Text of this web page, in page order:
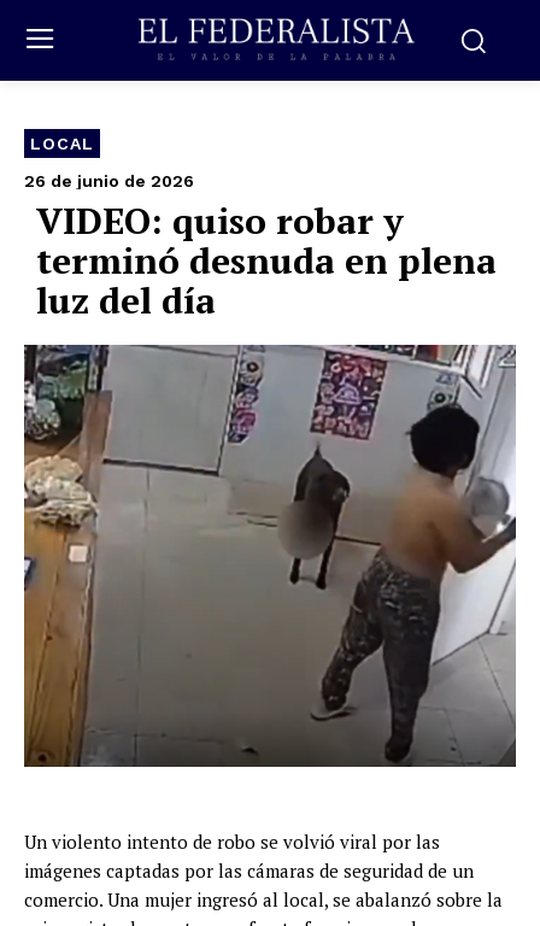
LOCAL
26 de junio de 2026
VIDEO: quiso robar y
terminó desnuda en plena
luz del día
Un violento intento de robo se volvió viral por las
imágenes captadas por las cámaras de seguridad de un
comercio. Una mujer ingresó al local, se abalanzó sobre la